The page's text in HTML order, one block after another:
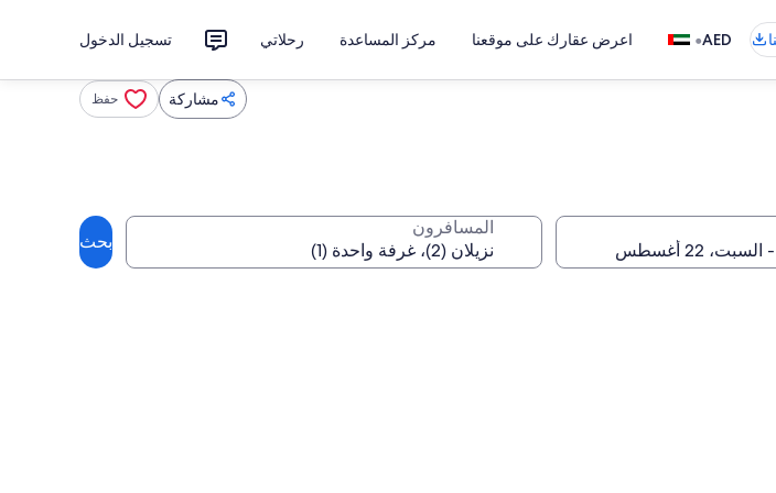
AED
• اعرض عقارك على موقعنا مركز المساعدة رحلاتي تسجيل الدخول
مشاركة حفظ
المسافرون
بحث